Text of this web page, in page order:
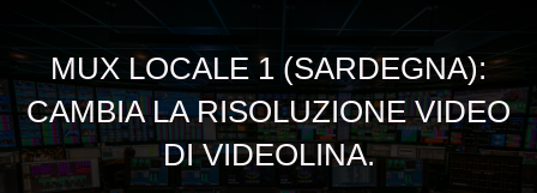
MUX LOCALE 1 (SARDEGNA):
CAMBIA LA RISOLUZIONE VIDEO
DI VIDEOLINA.